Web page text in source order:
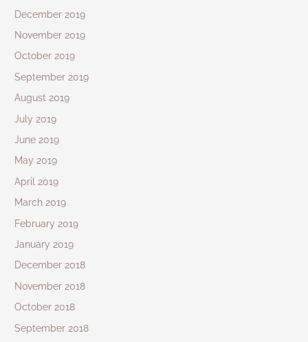
December 2019
November 2019
October 2019
September 2019
August 2019
July 2019
June 2019
May 2019
April 2019
March 2019
February 2019
January 2019
December 2018
November 2018
October 2018
September 2018